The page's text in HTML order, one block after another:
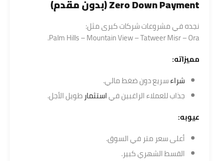
Zero Down Payment (بدون مقدم)
نجده في مشروعات شركات كبرى مثل:
Palm Hills – Mountain View – Tatweer Misr – Ora.
مميزاته:
شراءسريع دون ضغط مالي.
جذاب للعملاء الراغبين فياستثمار طويل الأجل.
عيوبه:
أعلى سعر متر في السوق.
القسط الشهري كبير.